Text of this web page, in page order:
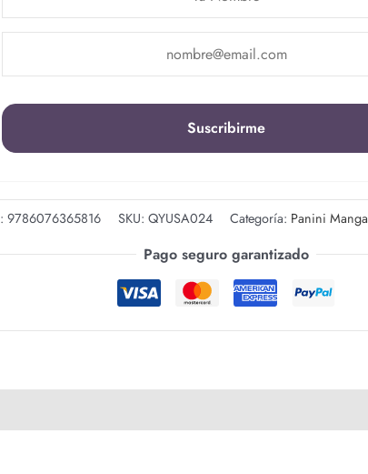
9786076365816 SKU:QYUSA024 Categoría: Panini Manga
Pago seguro garantizado